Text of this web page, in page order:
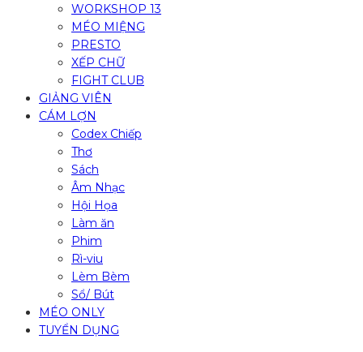
WORKSHOP 13
MÉO MIỆNG
PRESTO
XẾP CHỮ
FIGHT CLUB
GIẢNG VIÊN
CÁM LỢN
Codex Chiếp
Thơ
Sách
Âm Nhạc
Hội Họa
Làm ăn
Phim
Rì-viu
Lèm Bèm
Sổ/ Bút
MÉO ONLY
TUYỂN DỤNG